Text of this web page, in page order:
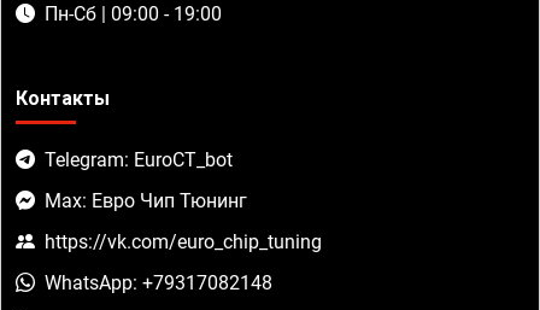
Пн-Сб | 09:00 - 19:00
Контакты
Telegram: EuroCT_bot
Max: Евро Чип Тюнинг
https://vk.com/euro_chip_tuning
WhatsApp: +79317082148